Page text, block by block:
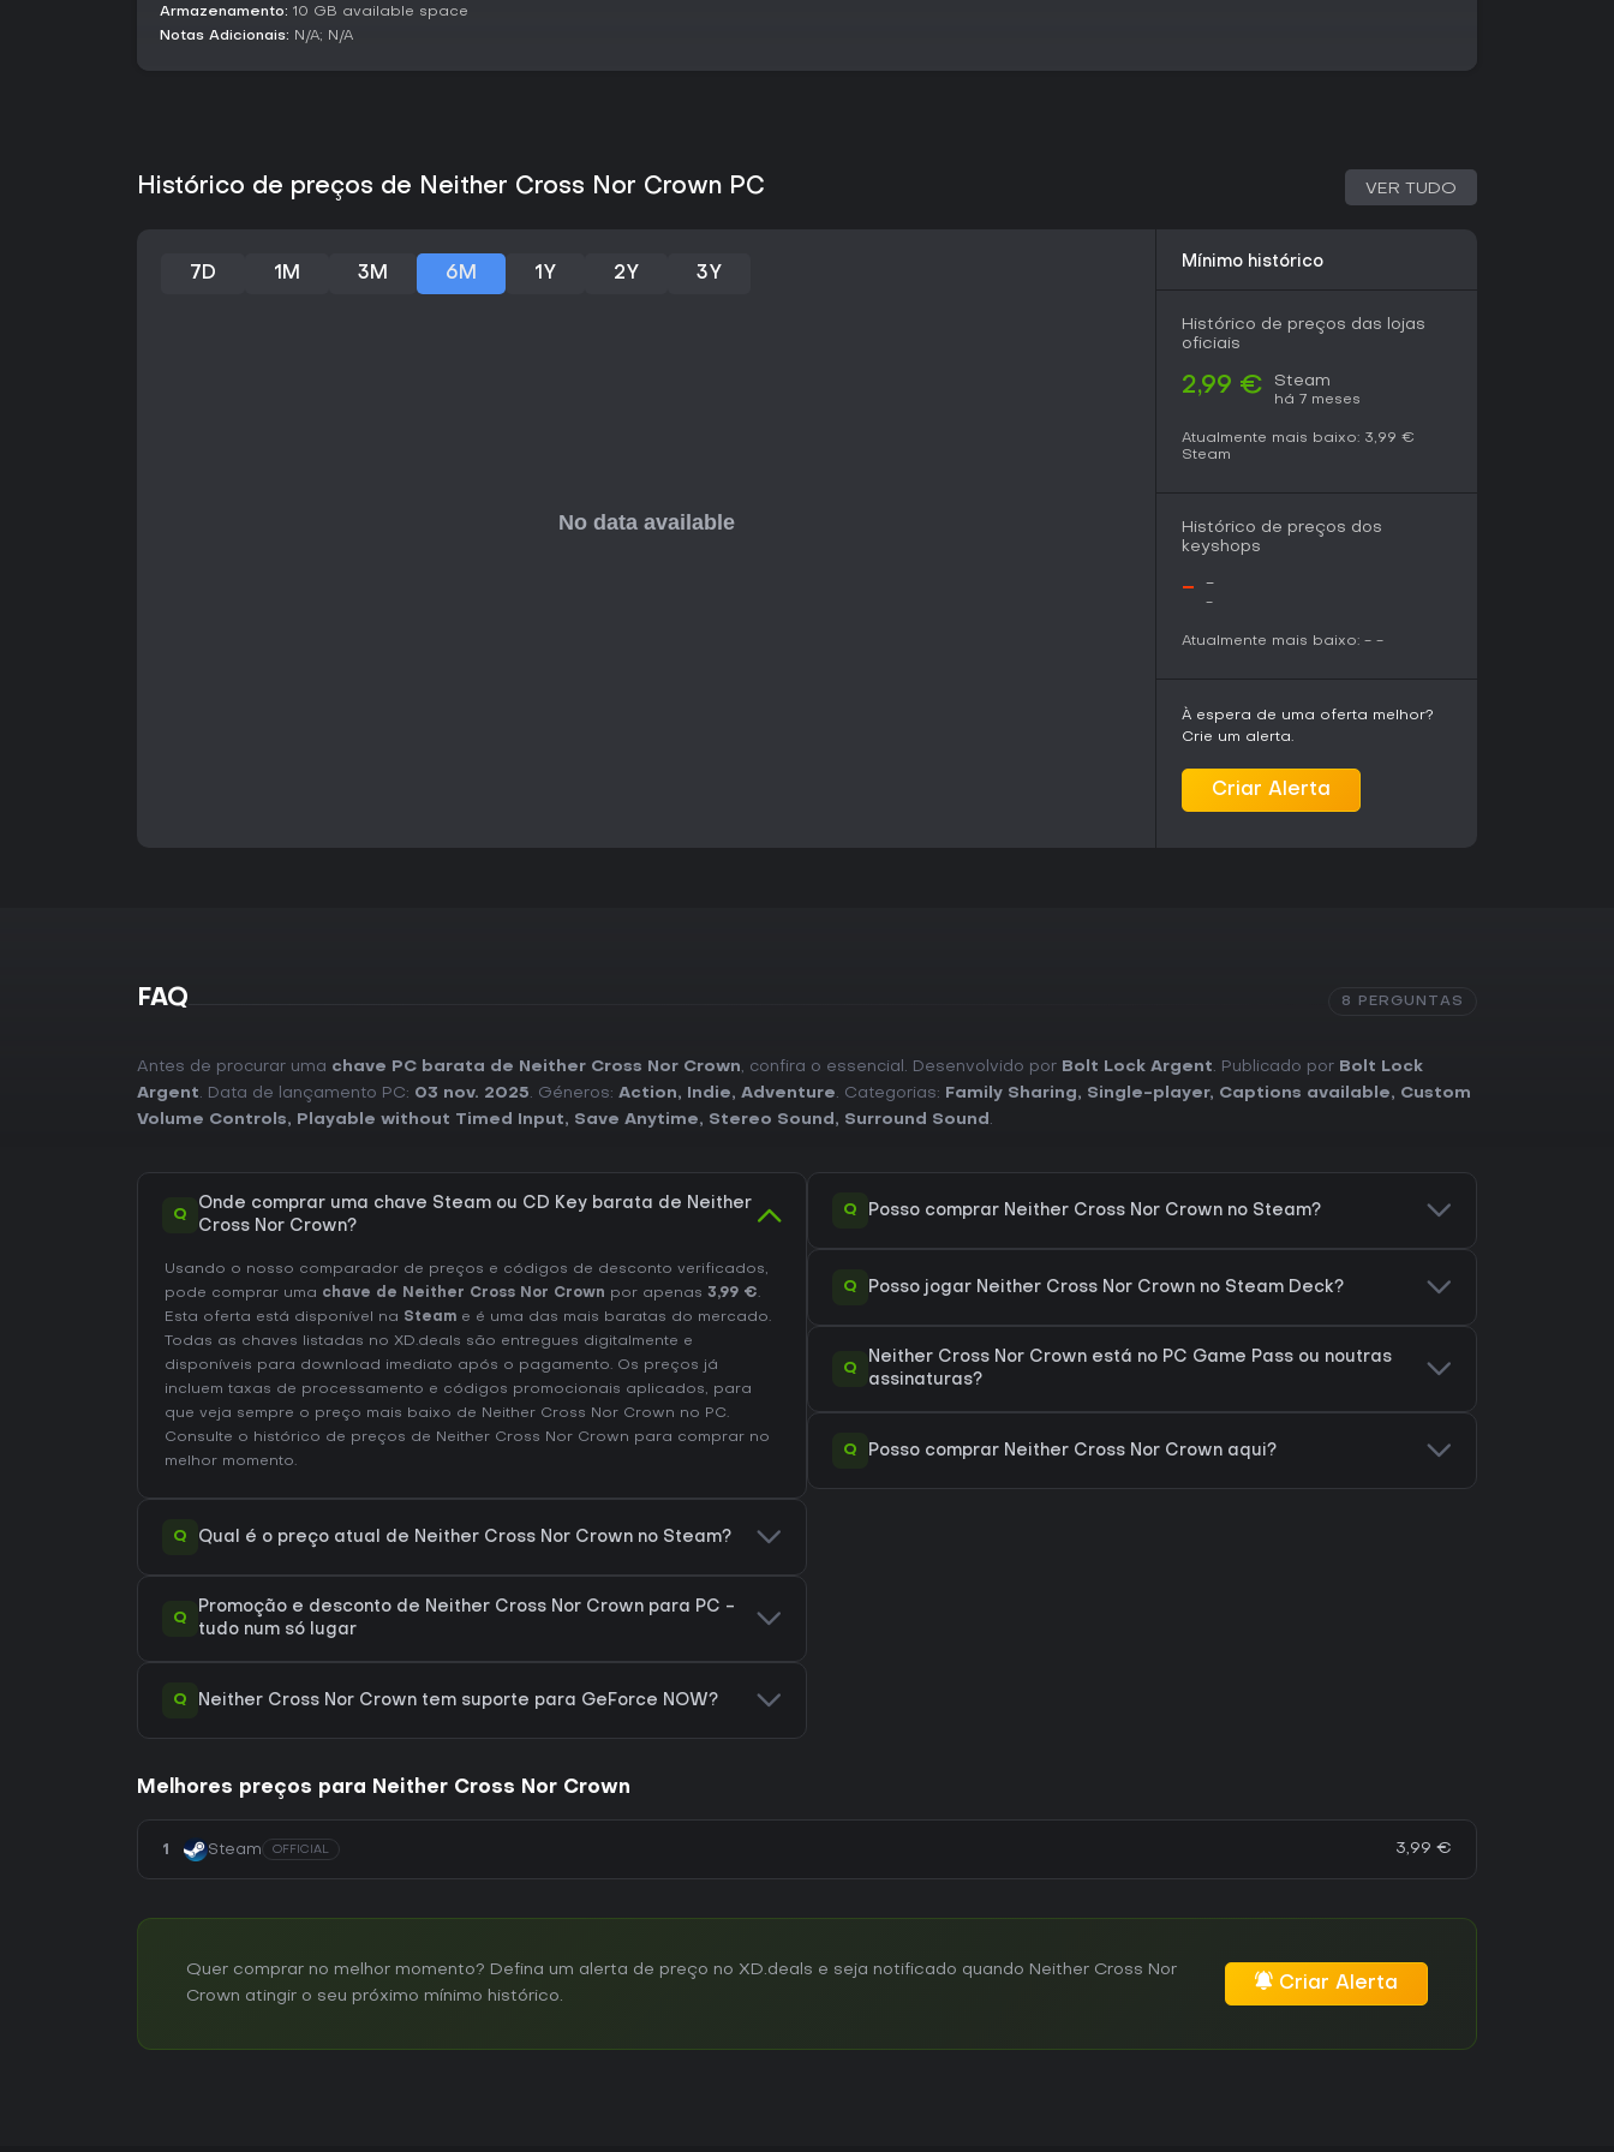
Armazenamento: 10 GB available space
Notas Adicionais: N/A; N/A
Histórico de preços de Neither Cross Nor Crown PC VER TUDO
7D 1M 3M 6M 1Y 2Y 3Y
Mínimo histórico
Histórico de preços das lojas
oficiais
2,99 € Steam
há 7 meses
Atualmente mais baixo: 3,99 €
Steam
Histórico de preços dos
keyshops
- -
-
Atualmente mais baixo: - -
À espera de uma oferta melhor?
Crie um alerta.
Criar Alerta
FAQ 8 PERGUNTAS
Antes de procurar uma chave PC barata de Neither Cross Nor Crown, confira o essencial. Desenvolvido por Bolt Lock Argent. Publicado por Bolt Lock
Argent. Data de lançamento PC: 03 nov. 2025. Géneros: Action, Indie, Adventure. Categorias: Family Sharing, Single-player, Captions available, Custom
Volume Controls, Playable without Timed Input, Save Anytime, Stereo Sound , Surround Sound .
Q
Onde comprar uma chave Steam ou CD Key barata de Neither
Cross Nor Crown?
Usando o nosso comparador de preços e códigos de desconto verificados,
pode comprar uma chave de Neither Cross Nor Crown por apenas 3,99 €.
Esta oferta está disponível na Steam e é uma das mais baratas do mercado.
Todas as chaves listadas no XD.deals são entregues digitalmente e
disponíveis para download imediato após o pagamento. Os preços já
incluem taxas de processamento e códigos promocionais aplicados, para
que veja sempre o preço mais baixo de Neither Cross Nor Crown no PC.
Consulte o histórico de preços de Neither Cross Nor Crown para comprar no
melhor momento.
Q Qual é o preço atual de Neither Cross Nor Crown no Steam?
Q
Promoção e desconto de Neither Cross Nor Crown para PC -
tudo num só lugar
Q Neither Cross Nor Crown tem suporte para GeForce NOW?
Q Posso comprar Neither Cross Nor Crown no Steam?
Q Posso jogar Neither Cross Nor Crown no Steam Deck?
Q
Neither Cross Nor Crown está no PC Game Pass ou noutras
assinaturas?
Q Posso comprar Neither Cross Nor Crown aqui?
Melhores preços para Neither Cross Nor Crown
1 Steam OFFICIAL 3,99 €
Quer comprar no melhor momento? Defina um alerta de preço no XD.deals e seja notificado quando Neither Cross Nor
Crown atingir o seu próximo mínimo histórico.
Criar Alerta